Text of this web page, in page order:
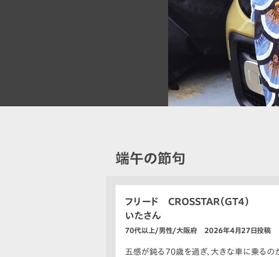
端午の節句
フリード CROSSTAR（GT4）
いたさん
70代以上/男性/大阪府 2026年4月27日投稿
五感が鈍る70歳を過ぎ、大きな車に乗るの